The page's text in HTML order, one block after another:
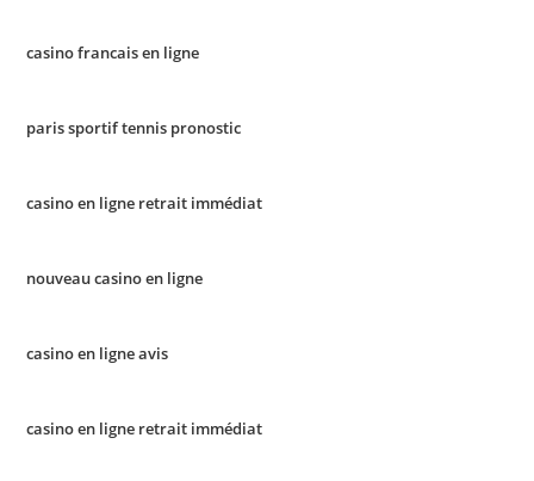
casino francais en ligne
paris sportif tennis pronostic
casino en ligne retrait immédiat
nouveau casino en ligne
casino en ligne avis
casino en ligne retrait immédiat